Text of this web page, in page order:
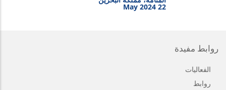
22 May 2024
روابط مفيدة
الفعاليات
روابط